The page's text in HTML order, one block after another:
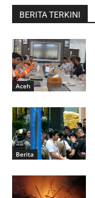
BERITA TERKINI
Aceh
Berita